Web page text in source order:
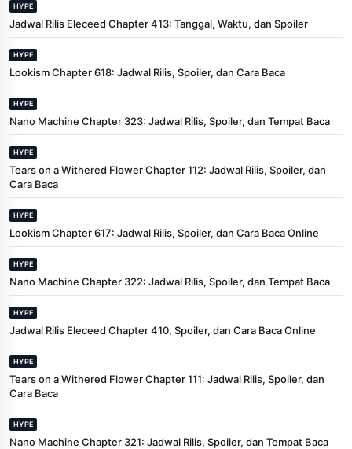
HYPE
Jadwal Rilis Eleceed Chapter 413: Tanggal, Waktu, dan Spoiler
HYPE
Lookism Chapter 618: Jadwal Rilis, Spoiler, dan Cara Baca
HYPE
Nano Machine Chapter 323: Jadwal Rilis, Spoiler, dan Tempat Baca
HYPE
Tears on a Withered Flower Chapter 112: Jadwal Rilis, Spoiler, dan
Cara Baca
HYPE
Lookism Chapter 617: Jadwal Rilis, Spoiler, dan Cara Baca Online
HYPE
Nano Machine Chapter 322: Jadwal Rilis, Spoiler, dan Tempat Baca
HYPE
Jadwal Rilis Eleceed Chapter 410, Spoiler, dan Cara Baca Online
HYPE
Tears on a Withered Flower Chapter 111: Jadwal Rilis, Spoiler, dan
Cara Baca
HYPE
Nano Machine Chapter 321: Jadwal Rilis, Spoiler, dan Tempat Baca